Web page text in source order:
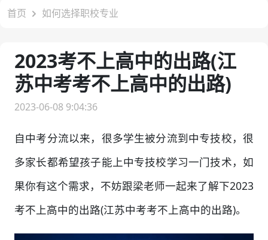
首页 如何选择职校专业
2023考不上高中的出路(江
苏中考考不上高中的出路)
2023-06-08 9:04:36
自中考分流以来，很多学生被分流到中专技校，很
多家长都希望孩子能上中专技校学习一门技术，如
果你有这个需求，不妨跟梁老师一起来了解下2023
考不上高中的出路(江苏中考考不上高中的出路)。